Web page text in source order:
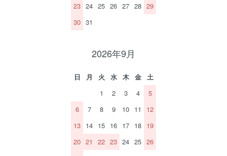
23 24 25 26 27 28 29
30 31
2026年9月
日 月 火 水 木 金
土
1
2 3 4
5
6
7 8 9 10 11
12
13 14 15 16 17 18 19
20 21 22 23 24 25 26